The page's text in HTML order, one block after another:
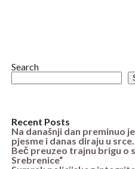
Search
Recent Posts
Na današnji dan preminuo
pjesme i danas diraju u
Beč preuzeo trajnu brigu o
Srebrenice“